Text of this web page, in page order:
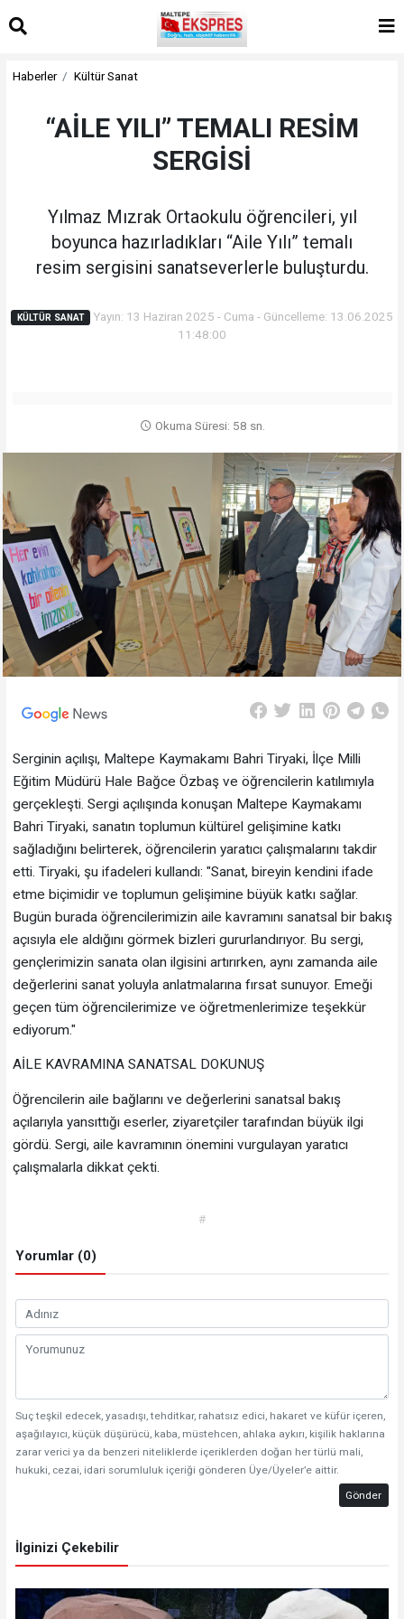
Haberler Kültür Sanat
“AİLE YILI” TEMALI RESİM
SERGİSİ
Yılmaz Mızrak Ortaokulu öğrencileri, yıl
boyunca hazırladıkları “Aile Yılı” temalı
resim sergisini sanatseverlerle buluşturdu.
KÜLTÜR SANAT
Yayın: 13 Haziran 2025 - Cuma - Güncelleme: 13.06.2025
11:48:00
Okuma Süresi: 58 sn.
Serginin açılışı, Maltepe Kaymakamı Bahri Tiryaki, İlçe Milli
Eğitim Müdürü Hale Bağce Özbaş ve öğrencilerin katılımıyla
gerçekleşti. Sergi açılışında konuşan Maltepe Kaymakamı
Bahri Tiryaki, sanatın toplumun kültürel gelişimine katkı
sağladığını belirterek, öğrencilerin yaratıcı çalışmalarını takdir
etti. Tiryaki, şu ifadeleri kullandı: "Sanat, bireyin kendini ifade
etme biçimidir ve toplumun gelişimine büyük katkı sağlar.
Bugün burada öğrencilerimizin aile kavramını sanatsal bir bakış
açısıyla ele aldığını görmek bizleri gururlandırıyor. Bu sergi,
gençlerimizin sanata olan ilgisini artırırken, aynı zamanda aile
değerlerini sanat yoluyla anlatmalarına fırsat sunuyor. Emeği
geçen tüm öğrencilerimize ve öğretmenlerimize teşekkür
ediyorum."
AİLE KAVRAMINA SANATSAL DOKUNUŞ
Öğrencilerin aile bağlarını ve değerlerini sanatsal bakış
açılarıyla yansıttığı eserler, ziyaretçiler tarafından büyük ilgi
gördü. Sergi, aile kavramının önemini vurgulayan yaratıcı
çalışmalarla dikkat çekti.
#
Yorumlar (0)
Suç teşkil edecek, yasadışı, tehditkar, rahatsız edici, hakaret ve küfür içeren,
aşağılayıcı, küçük düşürücü, kaba, müstehcen, ahlaka aykırı, kişilik haklarına
zarar verici ya da benzeri niteliklerde içeriklerden doğan her türlü mali,
hukuki, cezai, idari sorumluluk içeriği gönderen Üye/Üyeler’e aittir.
Gönder
İlginizi Çekebilir